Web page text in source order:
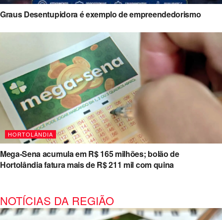
Graus Desentupidora é exemplo de empreendedorismo
HORTOLÂNDIA
Mega-Sena acumula em R$ 165 milhões; bolão de
Hortolândia fatura mais de R$ 211 mil com quina
NOTÍCIAS DA REGIÃO